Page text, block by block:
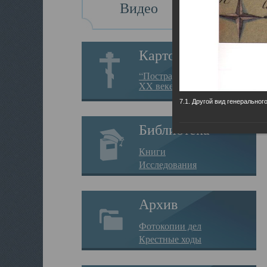
Видео
Картотека
“Пострадавшие за веру в
XX веке на Севере”
Библиотека
Книги
Исследования
Архив
Фотокопии дел
Крестные ходы
7.1. Другой вид